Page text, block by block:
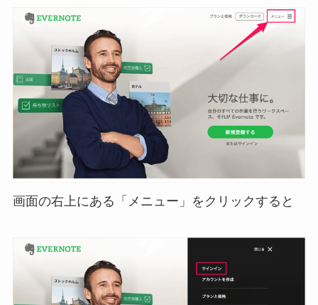
画面の右上にある「メニュー」をクリックすると